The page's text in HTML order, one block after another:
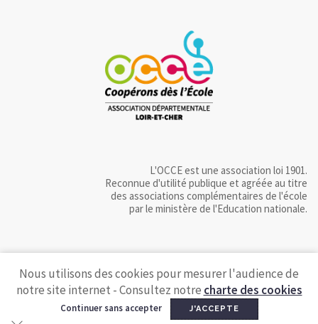
L'OCCE est une association loi 1901.
Reconnue d'utilité publique et agréée au titre
des associations complémentaires de l'école
par le ministère de l'Education nationale.
Nous utilisons des cookies pour mesurer l'audience de
notre site internet - Consultez notre charte des cookies
Continuer sans accepter J'ACCEPTE